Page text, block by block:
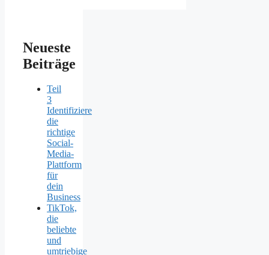
Neueste
Beiträge
Teil
3
Identifiziere
die
richtige
Social-
Media-
Plattform
für
dein
Business
TikTok,
die
beliebte
und
umtriebige